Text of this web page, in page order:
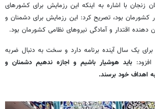
زنجان با اشاره به اینکه این رزمایش برای کشورهای
کشورمان بود، تصریح کرد: این رزمایش برای دشمنان و
اقتدار و آمادگی نیروهای نظامی کشورمان بود.
برای یک سال آینده برنامه دارد و سخت به دنبال ضربه
باید هوشیار باشیم و اجازه ندهیم دشمنان و
اهداف خود برسند.